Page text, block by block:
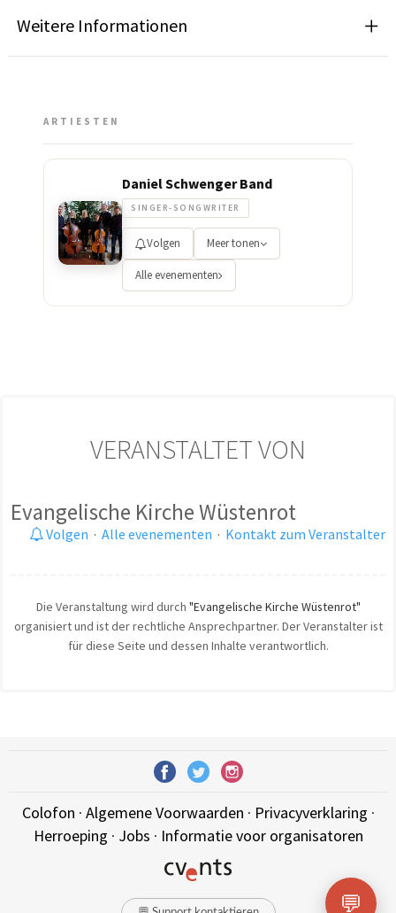
Weitere Informationen
ARTIESTEN
Daniel Schwenger Band
SINGER-SONGWRITER
Volgen Meer tonen
Alle evenementen
VERANSTALTET VON
Evangelische Kirche Wüstenrot
Volgen · Alle evenementen · Kontakt zum Veranstalter
Die Veranstaltung wird durch "Evangelische Kirche Wüstenrot"
organisiert und ist der rechtliche Ansprechpartner. Der Veranstalter ist
für diese Seite und dessen Inhalte verantwortlich.
Colofon · Algemene Voorwaarden · Privacyverklaring ·
Herroeping · Jobs · Informatie voor organisatoren
💬